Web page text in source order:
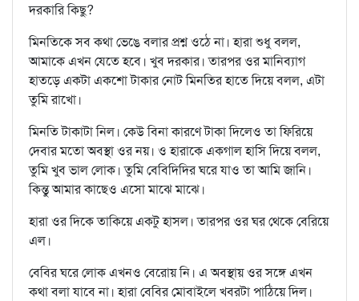
দরকারি কিছু?
মিনতিকে সব কথা ভেঙে বলার প্রশ্ন ওঠে না। হারা শুধু বলল,
আমাকে এখন যেতে হবে। খুব দরকার। তারপর ওর মানিব্যাগ
হাতড়ে একটা একশো টাকার নোট মিনতির হাতে দিয়ে বলল, এটা
তুমি রাখো।
মিনতি টাকাটা নিল। কেউ বিনা কারণে টাকা দিলেও তা ফিরিয়ে
দেবার মতো অবস্থা ওর নয়। ও হারাকে একগাল হাসি দিয়ে বলল,
তুমি খুব ভাল লোক। তুমি বেবিদিদির ঘরে যাও তা আমি জানি।
কিন্তু আমার কাছেও এসো মাঝে মাঝে।
হারা ওর দিকে তাকিয়ে একটু হাসল। তারপর ওর ঘর থেকে বেরিয়ে
এল।
বেবির ঘরে লোক এখনও বেরোয় নি। এ অবস্থায় ওর সঙ্গে এখন
কথা বলা যাবে না। হারা বেবির মোবাইলে খবরটা পাঠিয়ে দিল।